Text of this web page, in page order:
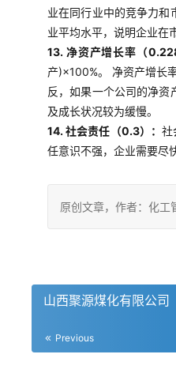
业在同行业中的竞争力和
业平均水平，说明企业在
13. 净资产增长率（
产)×100%。 净资产增长
反，如果一个公司的净资
及成长状况较为缓慢。
14. 社会责任（0.3）： 社
任意识不强，企业需要尽
原创文章，作者：化
山西聚源煤化有限公司
Previous